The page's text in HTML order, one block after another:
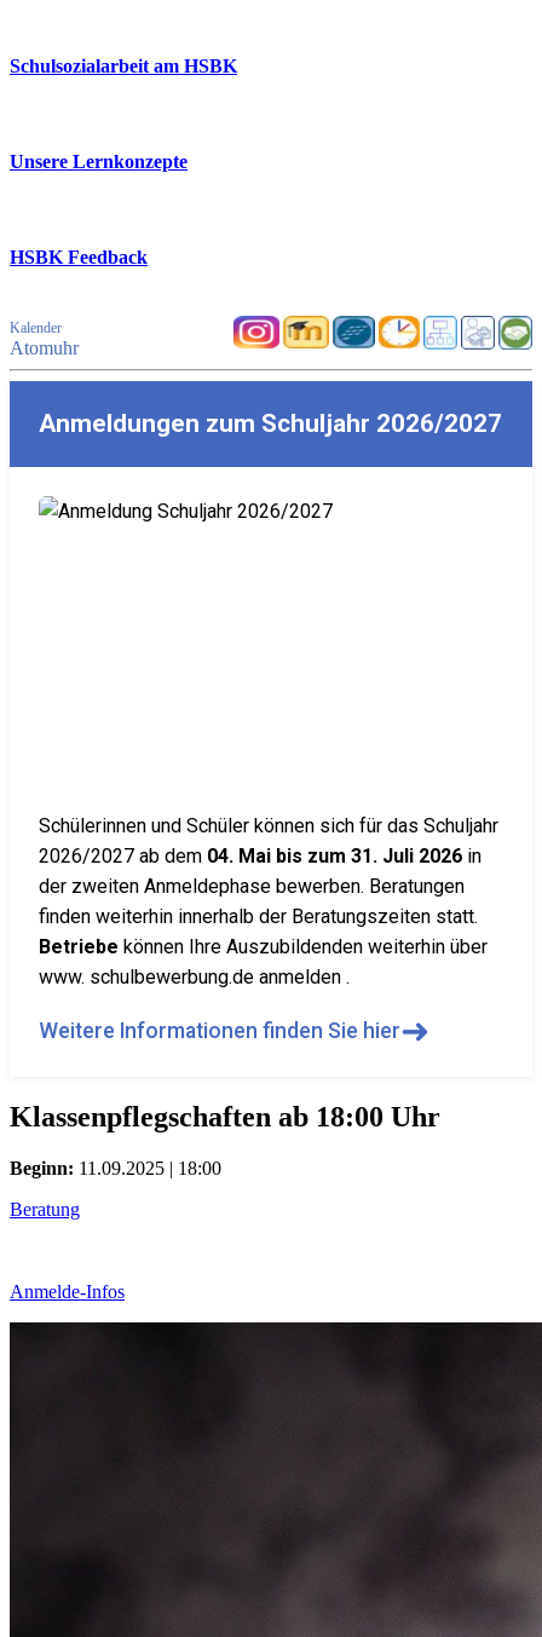
Schulsozialarbeit am HSBK
Unsere Lernkonzepte
HSBK Feedback
Kalender
Atomuhr
Anmeldungen zum Schuljahr 2026/2027
Schülerinnen und Schüler können sich für das Schuljahr
2026/2027 ab dem 04. Mai bis zum 31. Juli 2026 in
der zweiten Anmeldephase bewerben. Beratungen
finden weiterhin innerhalb der Beratungszeiten statt.
Betriebe können Ihre Auszubildenden weiterhin über
www. schulbewerbung.de anmelden .
Weitere Informationen finden Sie hier➜
Klassenpflegschaften ab 18:00 Uhr
Beginn: 11.09.2025 | 18:00
Beratung
Anmelde-Infos